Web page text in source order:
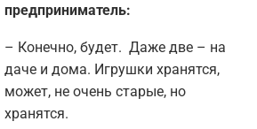
предприниматель:
– Конечно, будет. Даже две – на
даче и дома. Игрушки хранятся,
может, не очень старые, но
хранятся.